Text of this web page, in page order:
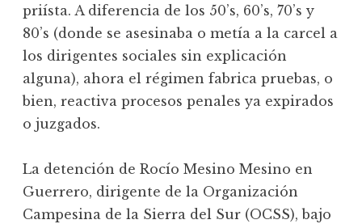
priísta. A diferencia de los 50’s, 60’s, 70’s y
80’s (donde se asesinaba o metía a la carcel a
los dirigentes sociales sin explicación
alguna), ahora el régimen fabrica pruebas, o
bien, reactiva procesos penales ya expirados
o juzgados.
La detención de Rocío Mesino Mesino en
Guerrero, dirigente de la Organización
Campesina de la Sierra del Sur (OCSS), bajo